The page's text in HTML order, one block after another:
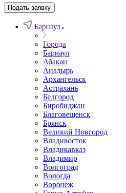
Подать заявку
Барнаул
Города
Барнаул
Абакан
Анадырь
Архангельск
Астрахань
Белгород
Биробиджан
Благовещенск
Брянск
Великий Новгород
Владивосток
Владикавказ
Владимир
Волгоград
Вологда
Воронеж